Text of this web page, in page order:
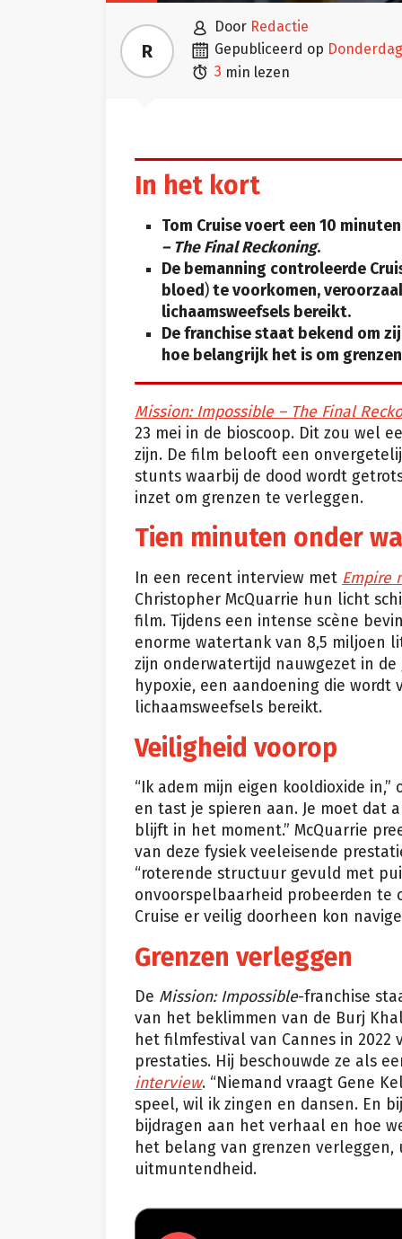
R
 door Redactie
 gepubliceerd op
 3 min lezen
In het kort
Tom Cruise voert een 10
– The Final Reckoning.
De bemanning controleerde
bloed)te voorkomen,
lichaamsweefsels bereikt.
De franchise staat bekend om
hoe belangrijk het is om
Mission: Impossible – The Final
23 mei in de bioscoop. Dit zou wel
zijn. De film belooft een
stunts waarbij de dood wordt
inzet om grenzen te verleggen.
Tien minuten onder
In een recent interview met Empire
Christopher McQuarrie hun licht
film. Tijdens een intense scène
enorme watertank van 8,5 miljoen
zijn onderwatertijd nauwgezet in
hypoxie, een aandoening die
lichaamsweefsels bereikt.
Veiligheid voorop
“Ik adem mijn eigen kooldioxide
en tast je spieren aan. Je moet dat
blijft in het moment.” McQuarrie
van deze fysiek veeleisende
“roterende structuur gevuld met
onvoorspelbaarheid probeerden te
Cruise er veilig doorheen kon
Grenzen verleggen
De Mission: Impossible-franchise
van het beklimmen van de Burj
het filmfestival van Cannes in 2022
prestaties. Hij beschouwde ze als
interview. “Niemand vraagt Gene
speel, wil ik zingen en dansen. En
bijdragen aan het verhaal en hoe
het belang van grenzen
uitmuntendheid.